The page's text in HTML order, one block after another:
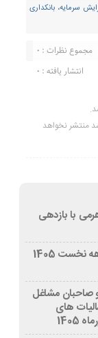
سرمایه، بانکداری
مجموع نظرات : 0
انتشار یافته : 0
منتشر نخواهد
با بازدهی
رشد ۴۶ درصدی درآمدهای مالیاتی در چهارماهه نخست 1405
صاحبان مشاغل
(100) قانون مالیات های